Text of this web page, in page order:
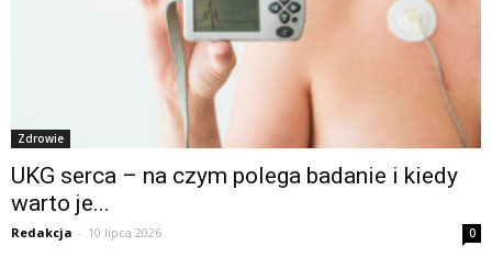
Zdrowie
UKG serca – na czym polega badanie i kiedy
warto je...
Redakcja - 10 lipca 2026 0